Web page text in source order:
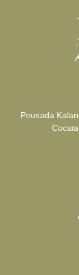
Pousada